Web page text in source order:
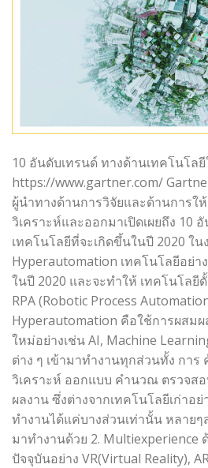
10 อันดับเทรนด์ ทางด้านเทคโนโล
https://www.gartner.com/
ผู้นำทางด้านการวิจัยและด้านการใ
วิเคราะห์และออกมาเปิดเผยถึง 10
เทคโนโลยีที่จะเกิดขึ้นในปี 2020 ใน
Hyperautomation เทคโนโลยีอย่
ในปี 2020 และจะทำให้ เทคโนโลยี
RPA (Robotic Process
Hyperautomation คือใช้การผสม
ใหม่อย่างเช่น AI, Machine
ต่าง ๆ เข้ามาทำงานทุกส่วนทั้ง การ
วิเคราะห์ ออกแบบ คำนวณ ตรวจส
ผลงาน ซึ่งต่างจากเทคโนโลยีเก่าอย่
ทำงานได้แค่บางส่วนเท่านั้น หลาย
มาทำงานด้วย 2. Multiexperience
ปัจจุบันอย่าง VR(Virtual Reality),